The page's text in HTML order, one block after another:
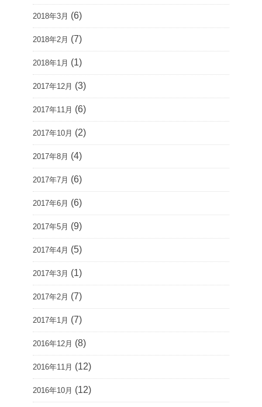
2018年3月 (6)
2018年2月 (7)
2018年1月 (1)
2017年12月 (3)
2017年11月 (6)
2017年10月 (2)
2017年8月 (4)
2017年7月 (6)
2017年6月 (6)
2017年5月 (9)
2017年4月 (5)
2017年3月 (1)
2017年2月 (7)
2017年1月 (7)
2016年12月 (8)
2016年11月 (12)
2016年10月 (12)